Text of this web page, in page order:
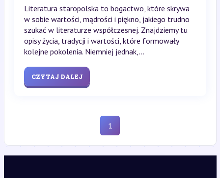
Literatura staropolska to bogactwo, które skrywa
w sobie wartości, mądrości i piękno, jakiego trudno
szukać w literaturze współczesnej. Znajdziemy tu
opisy życia, tradycji i wartości, które formowały
kolejne pokolenia. Niemniej jednak,...
CZYTAJ DALEJ
1